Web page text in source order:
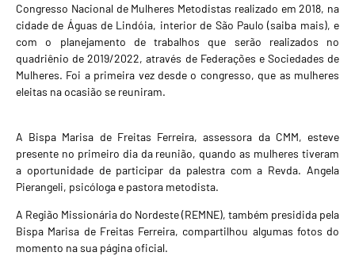
Congresso Nacional de Mulheres Metodistas realizado em 2018, na
cidade de Águas de Lindóia, interior de São Paulo (saiba mais), e
com o planejamento de trabalhos que serão realizados no
quadriênio de 2019/2022, através de Federações e Sociedades de
Mulheres. Foi a primeira vez desde o congresso, que as mulheres
eleitas na ocasião se reuniram.
A Bispa Marisa de Freitas Ferreira, assessora da CMM, esteve
presente no primeiro dia da reunião, quando as mulheres tiveram
a oportunidade de participar da palestra com a Revda. Angela
Pierangeli, psicóloga e pastora metodista.
A Região Missionária do Nordeste (REMNE), também presidida pela
Bispa Marisa de Freitas Ferreira, compartilhou algumas fotos do
momento na sua página oficial.